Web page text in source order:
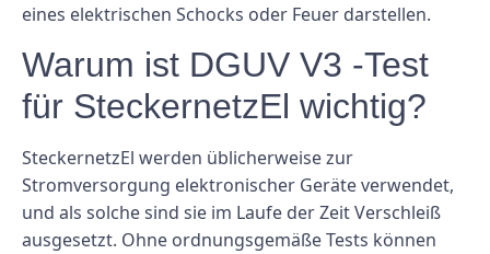
eines elektrischen Schocks oder Feuer darstellen.
Warum ist DGUV V3 -Test
für SteckernetzEl wichtig?
SteckernetzEl werden üblicherweise zur
Stromversorgung elektronischer Geräte verwendet,
und als solche sind sie im Laufe der Zeit Verschleiß
ausgesetzt. Ohne ordnungsgemäße Tests können